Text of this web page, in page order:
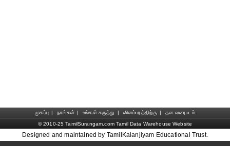
முகப்பு | நாங்கள் | உங்கள் கருத்து | விளம்பரத்திற்கு |
தள வரைபடம்
© 2010-25 TamilSurangam.com Tamil Data Warehouse Website
Designed and maintained by TamilKalanjiyam Educational Trust.